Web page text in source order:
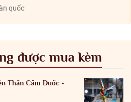
quốc
được mua kèm
Thần Cầm Đuốc -